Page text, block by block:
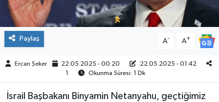
Paylaş A- A+
Ercan Şeker 22.05.2025 - 00:20
22.05.2025 - 01:42
Okunma Süresi: 1 Dk
İsrail Başbakanı Binyamin Netanyahu, geçtiğimiz
TURİZM
MAGAZİN
BİLİM&TEKNOLOJİ